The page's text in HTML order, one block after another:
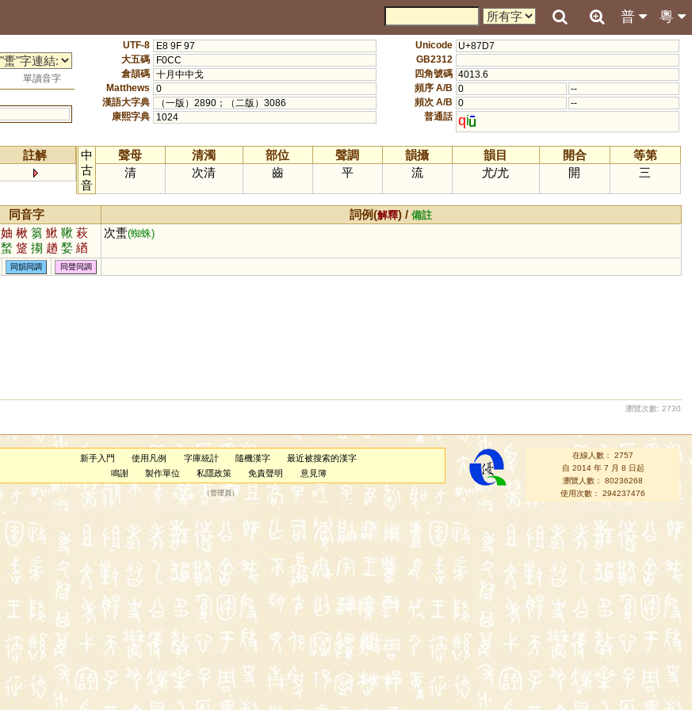
粵
普
單讀音字
UTF-8
E8 9F 97
大五碼
F0CC
倉頡碼 十月中中戈
Matthews
0
漢語大字典
（一版）2890；（二版）3086
康熙字典
1024
Unicode U+87D7
GB2312
四角號碼 4013.6
頻序 A/B 0
--
頻次 A/B 0
--
普通話 qi
註解
中
古
音
聲母 清濁 部位 聲調 韻攝 韻目 開合
等第
清
次清 齒 平 流 尤/尤 開 三
同音字 詞例(解釋) /備註
妯 楸 篘 鰍 鞦 萩
蝵 跾 搊 趥 媝 緧
牰
次蟗(蜘蛛)
同韻同調 同聲同調
瀏覽次數: 2730
新手入門 使用凡例 字庫統計 隨機漢字
最近被搜索的漢字
鳴謝
製作單位 私隱政策 免責聲明 意見簿
（管理員 ）
在線人數： 2757
自 2014 年 7 月 8 日起
瀏覽人數： 80236268
使用次數： 294237476